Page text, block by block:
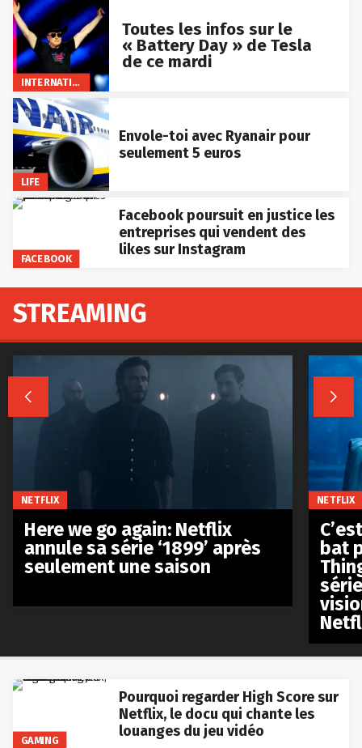
INTERNATIONAL
Toutes les infos sur le
« Battery Day » de Tesla
de ce mardi
LIFE
Envole-toi avec Ryanair pour
seulement 5 euros
FACEBOOK
Facebook poursuit en justice les
entreprises qui vendent des
likes sur Instagram
GAMING
Pourquoi regarder High Score sur
Netflix, le docu qui chante les
louanges du jeu vidéo
STREAMING
 
NETFLIX
Here we go again: Netflix
annule sa série ‘1899’ après
seulement une saison
NETFLIX
bat